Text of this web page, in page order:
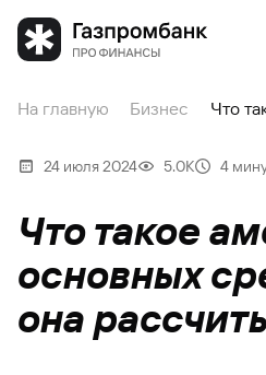
На главную Бизнес
24 июля 2024 5.0К 4
Что такое
основных
она